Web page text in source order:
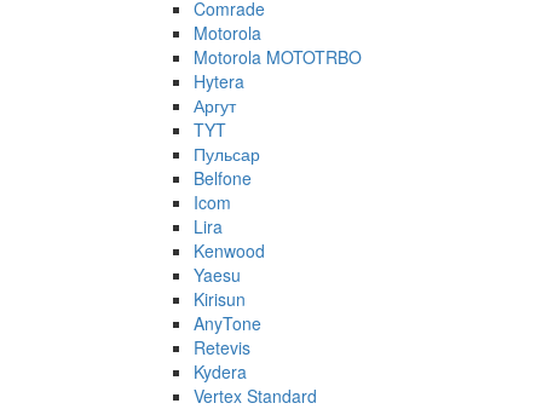
Comrade
Motorola
Motorola MOTOTRBO
Hytera
Аргут
TYT
Пульсар
Belfone
Icom
Lira
Kenwood
Yaesu
Kirisun
AnyTone
Retevis
Kydera
Vertex Standard